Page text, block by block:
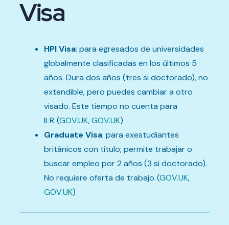
Visa
HPI Visa: para egresados de universidades
globalmente clasificadas en los últimos 5
años. Dura dos años (tres si doctorado), no
extendible, pero puedes cambiar a otro
visado. Este tiempo no cuenta para
ILR. (GOV.UK,GOV.UK)
Graduate Visa: para exestudiantes
británicos con título; permite trabajar o
buscar empleo por 2 años (3 si doctorado).
No requiere oferta de trabajo. (GOV.UK,
GOV.UK)